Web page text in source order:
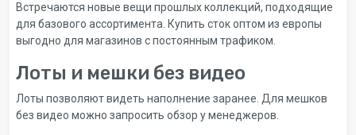
Встречаются новые вещи прошлых коллекций, подходящие
для базового ассортимента. Купить сток оптом из европы
выгодно для магазинов с постоянным трафиком.
Лоты и мешки без видео
Лоты позволяют видеть наполнение заранее. Для мешков
без видео можно запросить обзор у менеджеров.